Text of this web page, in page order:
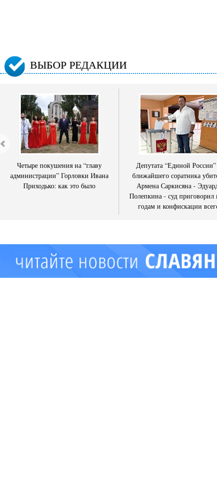
ВЫБОР РЕДАКЦИИ
Четыре покушения на “главу
администрации” Горловки Ивана
Приходько: как это было
Депутата “Единой
ближайшего соратника
Армена Саркисяна -
Полепкина - суд приговорил
годам и конфискации